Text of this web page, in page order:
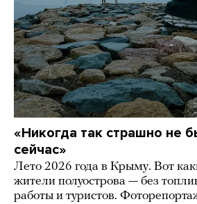
«Никогда так страшно не
сейчас»
Лето 2026 года в Крыму. Вот
жители полуострова — без
работы и туристов.